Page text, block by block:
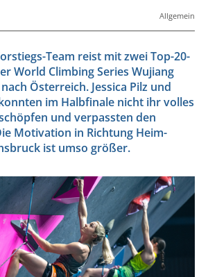
Allgemein
Team reist mit zwei Top-20-
World Climbing Series Wujiang
Österreich. Jessica Pilz und
im Halbfinale nicht ihr volles
und verpassten den
Motivation in Richtung Heim-
ist umso größer.